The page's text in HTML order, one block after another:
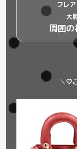
フレ
大
周囲の
＼🤍